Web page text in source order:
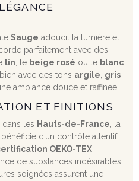
Sauge adoucit la lumière et
parfaitement avec des
lin , le beige rosé ou le blanc
avec des tons argile gris
ambiance douce et raffinée.
ET FINITIONS
, dans les Hauts-de-France , la
d’un contrôle attentif
OEKO-TEX
de substances indésirables.
soignées assurent une